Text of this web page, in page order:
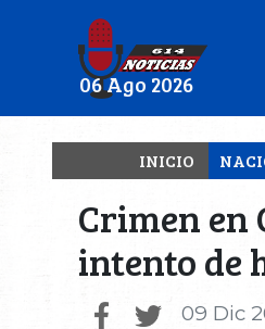
06 Ago 2026
INICIO
Crimen
intento de
09 Dic